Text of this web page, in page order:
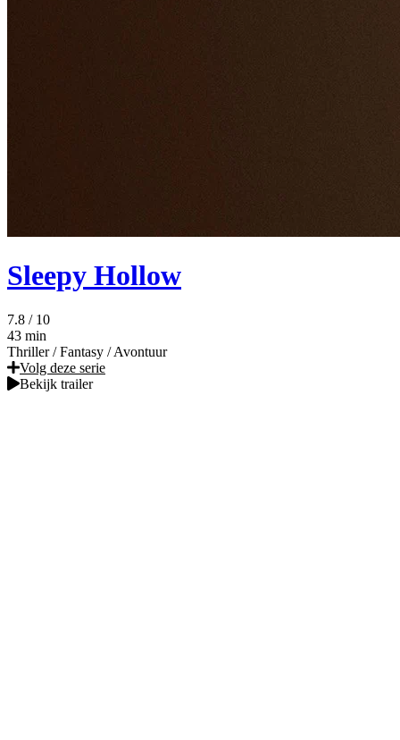
Sleepy Hollow
7.8 / 10
43 min
Thriller / Fantasy / Avontuur
Volg deze serie
Bekijk trailer